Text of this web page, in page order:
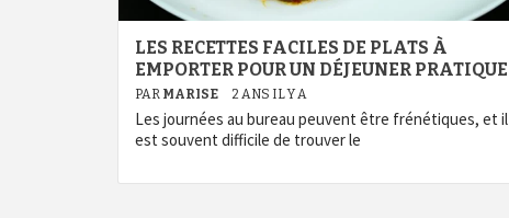
LES RECETTES FACILES DE PLATS À
EMPORTER POUR UN DÉJEUNER PRATIQUE
PAR MARISE 2 ANS IL Y A
Les journées au bureau peuvent être frénétiques, et il
est souvent difficile de trouver le